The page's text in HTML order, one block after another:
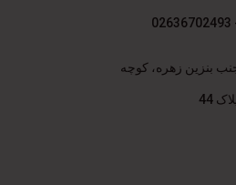
بنزین زهره، کوچه
44